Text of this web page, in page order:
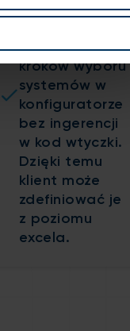
możliwość
dostosowania
kroków wyboru
systemów w
konfiguratorze
bez ingerencji
w kod wtyczki.
Dzięki temu
klient może
zdefiniować je
z poziomu
excela.